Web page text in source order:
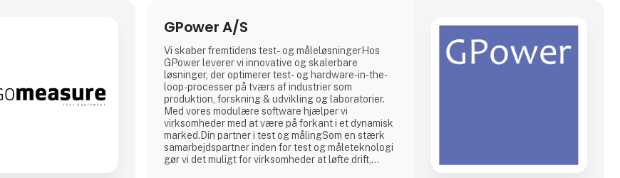
GPower A/S
Vi skaber fremtidens test- og måleløsningerHos
GPower leverer vi innovative og skalerbare
løsninger, der optimerer test- og hardware-in-the-
loop-processer på tværs af industrier som
produktion, forskning & udvikling og laboratorier.
Med vores modulære software hjælper vi
virksomheder med at være på forkant i et dynamisk
marked.Din partner i test og målingSom en stærk
samarbejdspartner inden for test og måleteknologi
gør vi det muligt for virksomheder at løfte drift,